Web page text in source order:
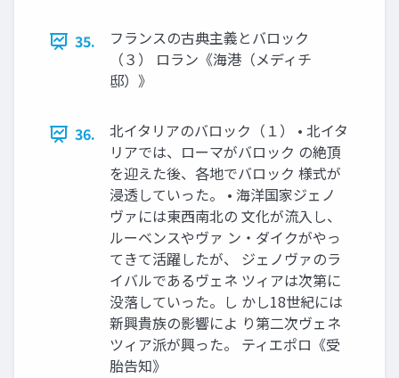
35.
フランスの古典主義とバロック
（３） ロラン《海港（メディチ
邸）》
36.
北イタリアのバロック（１） • 北イタ
リアでは、ローマがバロック の絶頂
を迎えた後、各地でバロック 様式が
浸透していった。 • 海洋国家ジェノ
ヴァには東西南北の 文化が流入し、
ルーベンスやヴァ ン・ダイクがやっ
てきて活躍したが、 ジェノヴァのラ
イバルであるヴェネ ツィアは次第に
没落していった。し かし18世紀には
新興貴族の影響によ り第二次ヴェネ
ツィア派が興った。 ティエポロ《受
胎告知》